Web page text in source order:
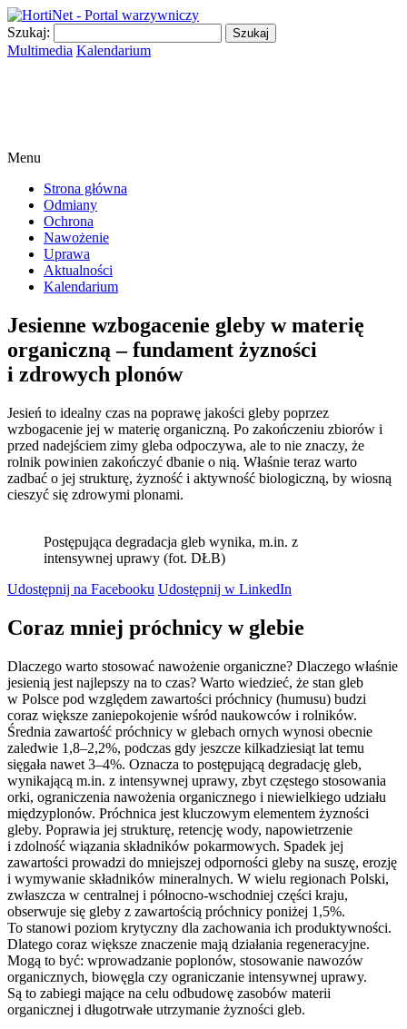
Szukaj:
Multimedia Kalendarium
Menu
Strona główna
Odmiany
Ochrona
Nawożenie
Uprawa
Aktualności
Kalendarium
Jesienne wzbogacenie gleby w materię
organiczną – fundament żyzności
i zdrowych plonów
Jesień to idealny czas na poprawę jakości gleby poprzez
wzbogacenie jej w materię organiczną. Po zakończeniu zbiorów i
przed nadejściem zimy gleba odpoczywa, ale to nie znaczy, że
rolnik powinien zakończyć dbanie o nią. Właśnie teraz warto
zadbać o jej strukturę, żyzność i aktywność biologiczną, by wiosną
cieszyć się zdrowymi plonami.
Postępująca degradacja gleb wynika, m.in. z
intensywnej uprawy (fot. DŁB)
Udostępnij na Facebooku Udostępnij w LinkedIn
Coraz mniej próchnicy w glebie
Dlaczego warto stosować nawożenie organiczne? Dlaczego właśnie
jesienią jest najlepszy na to czas? Warto wiedzieć, że stan gleb
w Polsce pod względem zawartości próchnicy (humusu) budzi
coraz większe zaniepokojenie wśród naukowców i rolników.
Średnia zawartość próchnicy w glebach ornych wynosi obecnie
zaledwie 1,8–2,2%, podczas gdy jeszcze kilkadziesiąt lat temu
sięgała nawet 3–4%. Oznacza to postępującą degradację gleb,
wynikającą m.in. z intensywnej uprawy, zbyt częstego stosowania
orki, ograniczenia nawożenia organicznego i niewielkiego udziału
międzyplonów. Próchnica jest kluczowym elementem żyzności
gleby. Poprawia jej strukturę, retencję wody, napowietrzenie
i zdolność wiązania składników pokarmowych. Spadek jej
zawartości prowadzi do mniejszej odporności gleby na suszę, erozję
i wymywanie składników mineralnych. W wielu regionach Polski,
zwłaszcza w centralnej i północno-wschodniej części kraju,
obserwuje się gleby z zawartością próchnicy poniżej 1,5%.
To stanowi poziom krytyczny dla zachowania ich produktywności.
Dlatego coraz większe znaczenie mają działania regeneracyjne.
Mogą to być: wprowadzanie poplonów, stosowanie nawozów
organicznych, biowęgla czy ograniczanie intensywnej uprawy.
Są to zabiegi mające na celu odbudowę zasobów materii
organicznej i długotrwałe utrzymanie żyzności gleb.